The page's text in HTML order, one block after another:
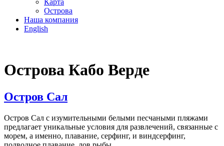
Карта
Острова
Наша компания
English
Острова Кабо Верде
Остров Сал
Остров Сал с изумительными белыми песчаными пляжами
предлагает уникальные условия для развлечений, связанные с
морем, а именно, плавание, серфинг, и виндсерфинг,